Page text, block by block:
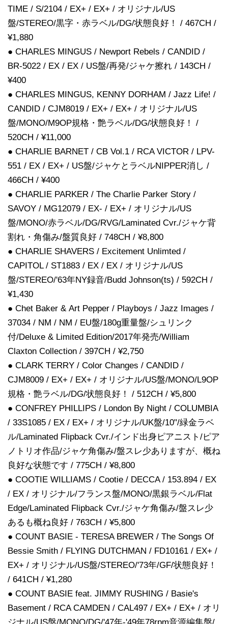
TIME / S/2104 / EX+ / EX+ / オリジナル/US
盤/STEREO/黒字・赤ラベル/DG/状態良好！ / 467CH /
¥1,880
● CHARLES MINGUS / Newport Rebels / CANDID /
BR-5022 / EX / EX / US盤/再発/ジャケ擦れ / 143CH /
¥400
● CHARLES MINGUS, KENNY DORHAM / Jazz Life! /
CANDID / CJM8019 / EX+ / EX+ / オリジナル/US
盤/MONO/M9OP規格・艶ラベル/DG/状態良好！ /
520CH / ¥11,000
● CHARLIE BARNET / CB Vol.1 / RCA VICTOR / LPV-
551 / EX / EX+ / US盤/ジャケとラベルNIPPER消し /
466CH / ¥400
● CHARLIE PARKER / The Charlie Parker Story /
SAVOY / MG12079 / EX- / EX+ / オリジナル/US
盤/MONO/赤ラベル/DG/RVG/Laminated Cvr./ジャケ背
割れ・角傷み/盤質良好 / 748CH / ¥8,800
● CHARLIE SHAVERS / Excitement Unlimted /
CAPITOL / ST1883 / EX / EX / オリジナル/US
盤/STEREO/'63年NY録音/Budd Johnson(ts) / 592CH /
¥1,430
● Chet Baker & Art Pepper / Playboys / Jazz Images /
37034 / NM / NM / EU盤/180g重量盤/シュリンク
付/Deluxe & Limited Edition/2017年発売/William
Claxton Collection / 397CH / ¥2,750
● CLARK TERRY / Color Changes / CANDID /
CJM8009 / EX+ / EX+ / オリジナル/US盤/MONO/L9OP
規格・艶ラベル/DG/状態良好！ / 512CH / ¥5,800
● CONFREY PHILLIPS / London By Night / COLUMBIA
/ 33S1085 / EX / EX+ / オリジナル/UK盤/10"/緑金ラベ
ル/Laminated Flipback Cvr./インド出身ピアニスト/ピア
ノトリオ作品/ジャケ角傷み/盤スレ少ありますが、概ね
良好な状態です / 775CH / ¥8,800
● COOTIE WILLIAMS / Cootie / DECCA / 153.894 / EX
/ EX / オリジナル/フランス盤/MONO/黒銀ラベル/Flat
Edge/Laminated Flipback Cvr./ジャケ角傷み/盤スレ少
あるも概ね良好 / 763CH / ¥5,800
● COUNT BASIE - TERESA BREWER / The Songs Of
Bessie Smith / FLYING DUTCHMAN / FD10161 / EX+ /
EX+ / オリジナル/US盤/STEREO/'73年/GF/状態良好！
/ 641CH / ¥1,280
● COUNT BASIE feat. JIMMY RUSHING / Basie's
Basement / RCA CAMDEN / CAL497 / EX+ / EX+ / オリ
ジナル/US盤/MONO/DG/'47年-'49年78rpm音源編集盤/